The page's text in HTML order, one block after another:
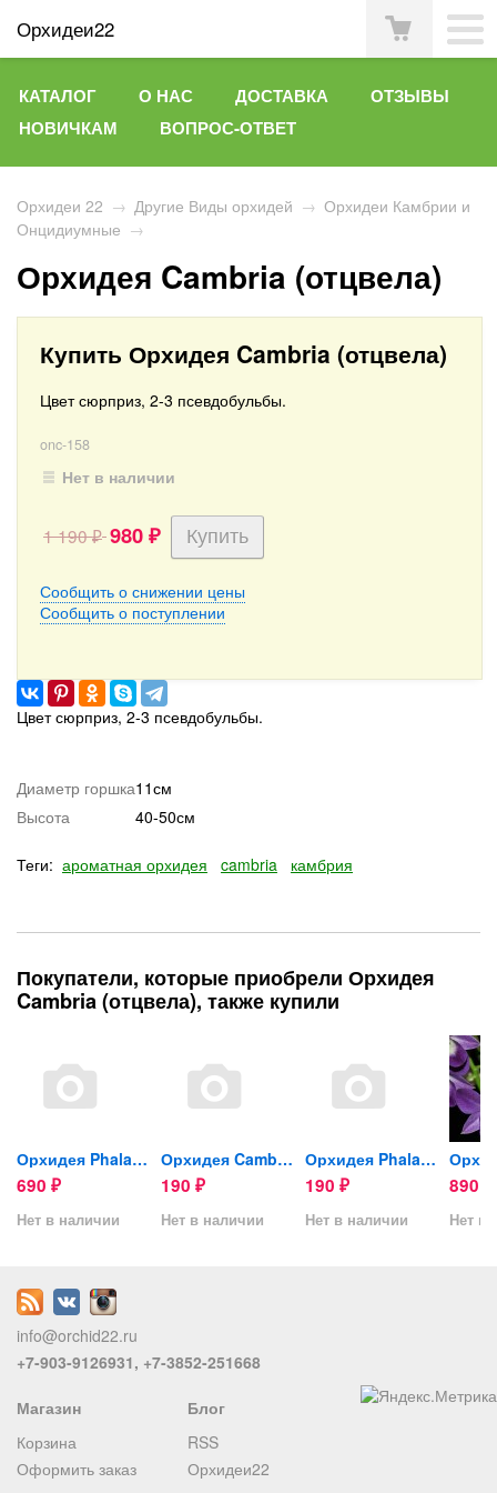
Орхидеи22
КАТАЛОГ О НАС ДОСТАВКА
ОТЗЫВЫ
НОВИЧКАМ
ВОПРОС-ОТВЕТ
Орхидеи 22 → Другие Виды орхидей → Орхидеи Камбрии и
Онцидиумные →
Орхидея Cambria (отцвела)
Купить Орхидея Cambria (отцвела)
Цвет сюрприз, 2-3 псевдобульбы.
onc-158
Нет в наличии
1 190₽ 980 ₽
Сообщить о снижении цены
Сообщить о поступлении
Цвет сюрприз, 2-3 псевдобульбы.
Диаметр горшка11см
Высота
40-50см
Теги: ароматная орхидея cambria камбрия
Покупатели, которые приобрели Орхидея
Cambria (отцвела), также купили
Орхидея Phalaenopsis...
690 ₽
Нет в наличии
Орхидея Cambria...
190 ₽
Нет в наличии
Орхидея Phalaenopsis...
190 ₽
Нет в наличии
890
Нет в
info@orchid22.ru
+7-903-9126931, +7-3852-251668
Магазин
Корзина
Оформить заказ
Блог
RSS
Орхидеи22